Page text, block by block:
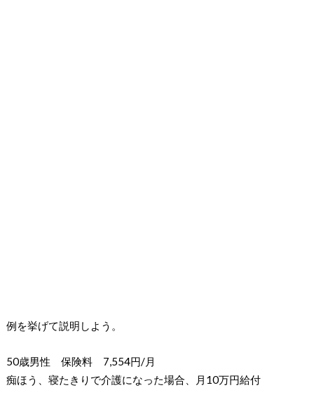
例を挙げて説明しよう。
50歳男性 保険料 7,554円/月
痴ほう、寝たきりで介護になった場合、月10万円給付